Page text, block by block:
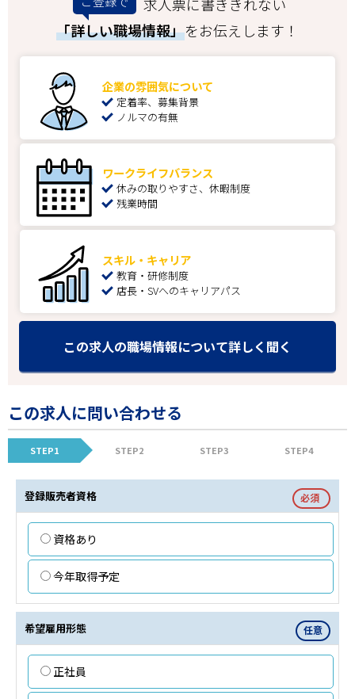
「詳しい職場情報」をお伝えします！
企業の雰囲気について
定着率、募集背景
ノルマの有無
ワークライフバランス
休みの取りやすさ、休暇制度
残業時間
スキル・キャリア
教育・研修制度
店長・SVへのキャリアパス
この求人の職場情報について詳しく聞く
この求人に問い合わせる
STEP1 STEP2 STEP3 STEP4
登録販売者資格 必須
資格あり
今年取得予定
希望雇用形態 任意
正社員